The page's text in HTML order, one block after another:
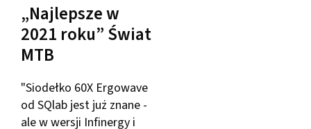
„Najlepsze w
2021 roku” Świat
MTB
"Siodełko 60X Ergowave
od SQlab jest już znane -
ale w wersji Infinergy i